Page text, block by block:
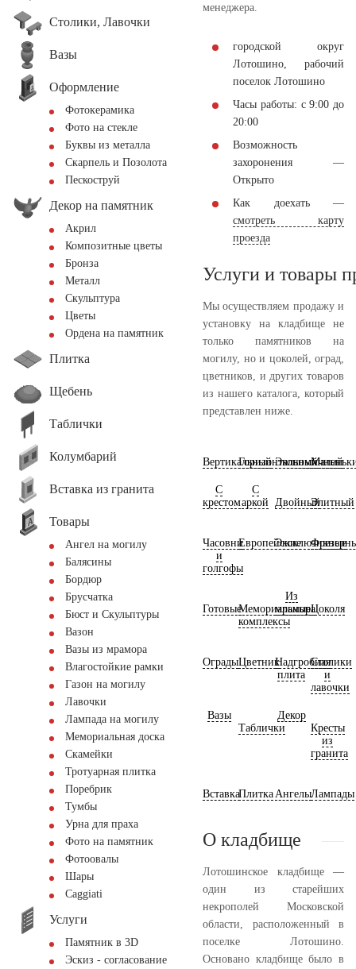
Столики, Лавочки
Вазы
Оформление
Фотокерамика
Фото на стекле
Буквы из металла
Скарпель и Позолота
Пескоструй
Декор на памятник
Акрил
Композитные цветы
Бронза
Металл
Скульптура
Цветы
Ордена на памятник
Плитка
Щебень
Таблички
Колумбарий
Вставка из гранита
Товары
Ангел на могилу
Балясины
Бордюр
Брусчатка
Бюст и Скульптуры
Вазон
Вазы из мрамора
Влагостойкие рамки
Газон на могилу
Лавочки
Лампада на могилу
Мемориальная доска
Скамейки
Тротуарная плитка
Поребрик
Тумбы
Урна для праха
Фото на памятник
Фотоовалы
Шары
Сaggiati
Услуги
Памятник в 3D
Эскиз - согласование
менеджера.
городской округ
Лотошино, рабочий
поселок Лотошино
Часы работы: с 9:00 до
20:00
Возможность
захоронения —
Открыто
Как доехать —
смотреть карту
проезда
Услуги и товары
Мы осуществляем продажу и
установку на кладбище не
только памятников на
могилу, но и цоколей, оград,
цветников, и других товаров
из нашего каталога, который
представлен ниже.
ВертикальныйГоризонтальный
Экономичный
С
крестом
С
аркой
ДвойныйЭлитный
Часовни
и
голгофы
ЕвропейскиеЭксклюзивные
ГотовыеМемориальные
комплексы
Из
мрамораЦоколя
ОградыЦветникНадгробная
плита
Столики
и
лавочки
Вазы
Таблички
Декор
Кресты
из
гранита
ВставкаПлитка АнгелыЛампады
О кладбище
Лотошинское кладбище —
один из старейших
некрополей Московской
области, расположенный в
поселке Лотошино.
Основано кладбище было в